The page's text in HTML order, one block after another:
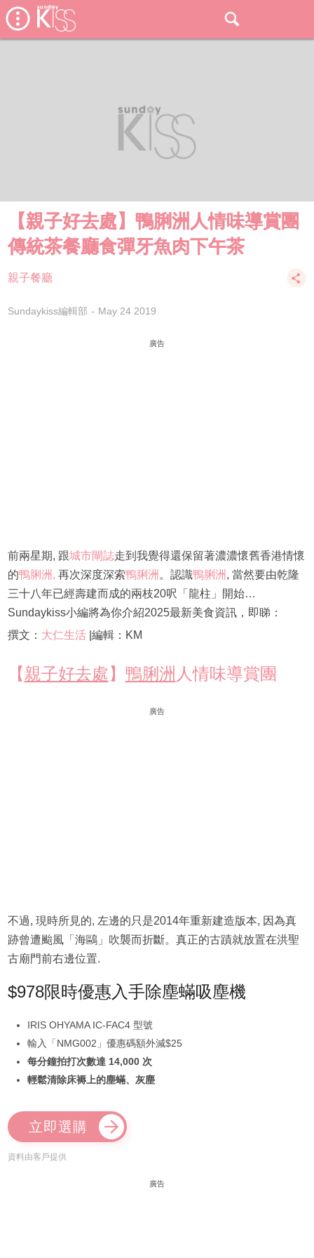
【親子好去處】鴨脷洲人情味導賞團
傳統茶餐廳食彈牙魚肉下午茶
親子餐廳
Sundaykiss編輯部 May 24 2019
廣告
前兩星期, 跟城市閘誌走到我覺得還保留著濃濃懷舊香港情懷
的鴨脷洲, 再次深度深索鴨脷洲 。認識鴨脷洲 , 當然要由乾隆
三十八年已經壽建而成的兩枝20呎「龍柱」開始…
Sundaykiss小編將為你介紹2025最新美食資訊，即睇：
撰文： 大仁生活|編輯：KM
【親子好去處 】 鴨脷洲 人情味導賞團
廣告
不過, 現時所見的, 左邊的只是2014年重新建造版本, 因為真
跡曾遭颱風「海鷗」吹襲而折斷。真正的古蹟就放置在洪聖
古廟門前右邊位置.
$978限時優惠入手除塵蟎吸塵機
IRIS OHYAMA IC-FAC4 型號
輸入「NMG002」優惠碼額外減$25
每分鐘拍打次數達 14,000 次
輕鬆清除床褥上的塵蟎、灰塵
立即選購
資料由客戶提供
廣告